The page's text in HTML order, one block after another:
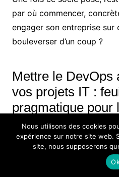
par où commencer,
engager son entreprise
bouleverser d’un coup ?
Mettre le DevOps
vos projets IT :
pragmatique pour
Passer au DevOps
système d’information. La
consiste à choisir un
Nous utilisons des cookies
expérience sur notre site web.
site, nous supposerons